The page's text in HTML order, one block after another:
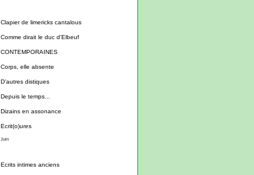
Clapier de limericks cantalous
Comme dirait le duc d'Elbeuf
CONTEMPORAINES
Corps, elle absente
D'autres distiques
Depuis le temps...
Dizains en assonance
Ecrit(o)ures
Juin
Ecrits intimes anciens